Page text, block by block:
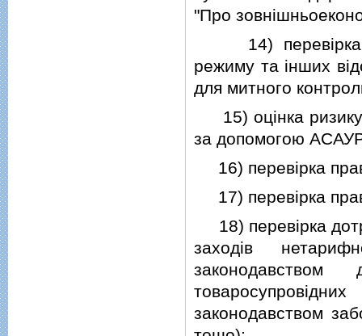
"Про
14) перевiрка
режиму та iнших
для митного
15) оцiнка ризику
за допомогою
16) перевiрка
17) перевiрка
18) перевiрка
заходiв
законодавством